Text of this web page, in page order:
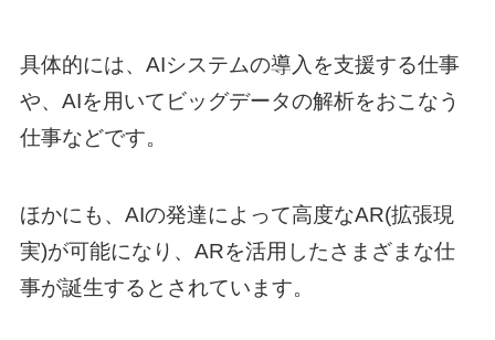
具体的には、AIシステムの導入を支援する仕事
や、AIを用いてビッグデータの解析をおこなう
仕事などです。
ほかにも、AIの発達によって高度なAR(拡張現
実)が可能になり、ARを活用したさまざまな仕
事が誕生するとされています。